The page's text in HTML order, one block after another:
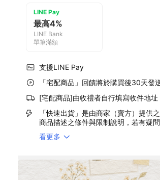
LINE Pay
最高4%
LINE Bank
單筆滿額
支援LINE Pay
「宅配商品」回饋將於購買後30天
[宅配商品]由收禮者自行填寫收件地址
「快速出貨」是由商家（賣方）提供
商品描述之條件與限制說明，若有疑問
看更多